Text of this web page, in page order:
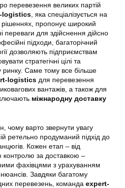
перевезення великих партій
logistics , яка спеціалізується на
рішеннях, пропонує широкий
переваги для здійснення дійсно
підходи, багаторічний
дозволяють підприємствам
стратегічні цілі та
ринку. Саме тому все більше
logistics для перевезення
вантажів, а також для
міжнародну доставку
чому варто звернути увагу
ретельно продуманий підхід до
Кожен етап – від
за доставкою –
фахівцями з урахуванням
Завдяки багатому
перевезень, команда expert-